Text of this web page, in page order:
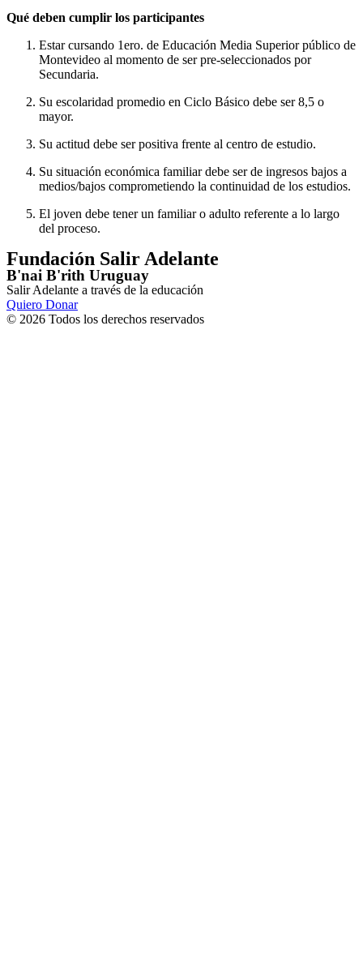
Qué deben cumplir los participantes
Estar cursando 1ero. de Educación Media Superior público de
Montevideo al momento de ser pre-seleccionados por
Secundaria.
Su escolaridad promedio en Ciclo Básico debe ser 8,5 o
mayor.
Su actitud debe ser positiva frente al centro de estudio.
Su situación económica familiar debe ser de ingresos bajos a
medios/bajos comprometiendo la continuidad de los estudios.
El joven debe tener un familiar o adulto referente a lo largo
del proceso.
Fundación Salir Adelante
B'nai B'rith Uruguay
Salir Adelante a través de la educación
Quiero Donar
© 2026 Todos los derechos reservados